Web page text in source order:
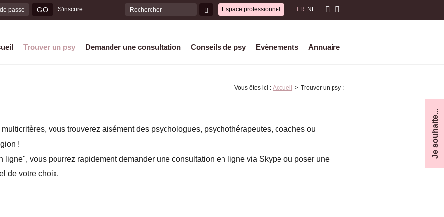
Je souhaite...
Trouver un psy Demander une consultation Conseils de psy Evènements Annuaire
S'inscrire
GO
Formulaire
de
Espace professionnel FR NL
Vous êtes ici : Accueil Trouver un psy :
vous trouverez aisément des psychologues, psychothérapeutes, coaches ou
!
ligne", vous pourrez rapidement demander une consultation en ligne via Skype ou poser une
de votre choix.